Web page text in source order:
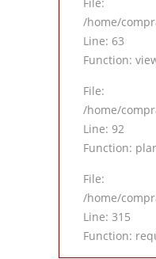
/home/
Line: 63
Function:
File:
/home/
Line: 92
Function:
File:
/home/
Line: 315
Function: